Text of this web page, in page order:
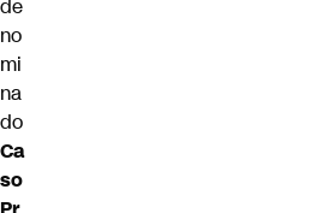
de
no
mi
na
do
Ca
so